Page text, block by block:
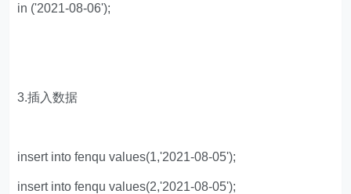
in ('2021-08-06');
3.插入数据
insert into fenqu values(1,'2021-08-05');
insert into fenqu values(2,'2021-08-05');